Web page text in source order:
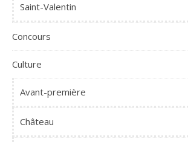
Saint-Valentin
Concours
Culture
Avant-première
Château